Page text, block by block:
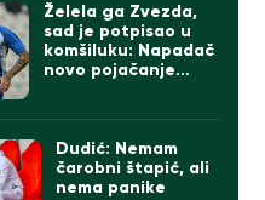
Želela ga Zvezda,
sad je potpisao u
komšiluku: Napadač
novo pojačanje
Dudić: Nemam
čarobni štapić, ali
nema panike